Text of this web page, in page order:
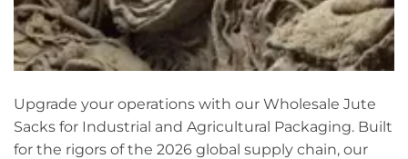
Upgrade your operations with our Wholesale Jute
Sacks for Industrial and Agricultural Packaging. Built
for the rigors of the 2026 global supply chain, our